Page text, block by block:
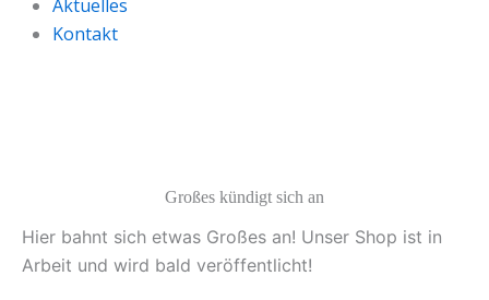
Aktuelles
Kontakt
Großes kündigt sich an
Hier bahnt sich etwas Großes an! Unser Shop ist in
Arbeit und wird bald veröffentlicht!